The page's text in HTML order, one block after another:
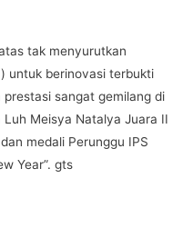
tak menyurutkan
) untuk berinovasi terbukti
sangat gemilang di
Meisya Natalya Juara II
medali Perunggu IPS
Year”. gts